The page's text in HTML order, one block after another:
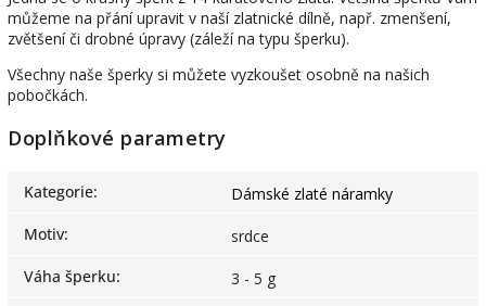
můžeme na přání upravit v naší zlatnické dílně, např. zmenšení,
zvětšení či drobné úpravy (záleží na typu šperku).
Všechny naše šperky si můžete vyzkoušet osobně na našich
pobočkách.
Doplňkové parametry
Kategorie:
Dámské zlaté náramky
Motiv:
srdce
Váha šperku:
3 - 5 g